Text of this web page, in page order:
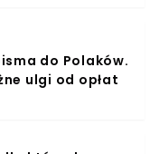
do Polaków.
ulgi od opłat